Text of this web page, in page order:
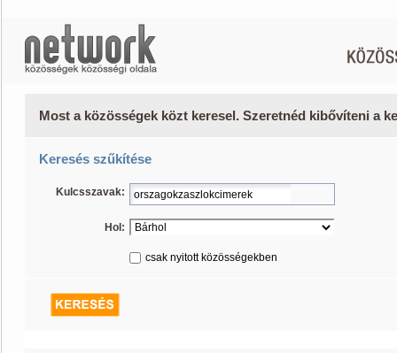
Most a közösségek közt keresel. Szeretnéd kibővíteni a
Keresés szűkítése
Kulcsszavak:
Hol:
csak nyitott közösségekben